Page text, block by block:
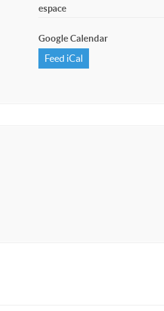
espace
Google Calendar
Feed iCal